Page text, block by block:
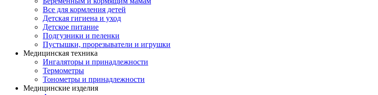
Все для кормления детей
Детская гигиена и уход
Детское питание
Подгузники и пеленки
Пустышки, прорезыватели и игрушки
Медицинская техника
Ингаляторы и принадлежности
Термометры
Тонометры и принадлежности
Медицинские изделия